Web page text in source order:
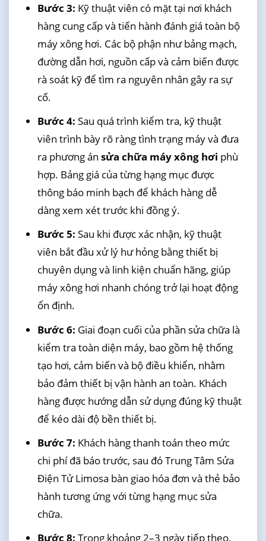
Bước 3: Kỹ thuật viên có mặt tại nơi khách
hàng cung cấp và tiến hành đánh giá toàn bộ
máy xông hơi. Các bộ phận như bảng mạch,
đường dẫn hơi, nguồn cấp và cảm biến được
rà soát kỹ để tìm ra nguyên nhân gây ra sự
cố.
Bước 4: Sau quá trình kiểm tra, kỹ thuật
viên trình bày rõ ràng tình trạng máy và đưa
ra phương án sửa chữa máy xông hơi phù
hợp. Bảng giá của từng hạng mục được
thông báo minh bạch để khách hàng dễ
dàng xem xét trước khi đồng ý.
Bước 5: Sau khi được xác nhận, kỹ thuật
viên bắt đầu xử lý hư hỏng bằng thiết bị
chuyên dụng và linh kiện chuẩn hãng, giúp
máy xông hơi nhanh chóng trở lại hoạt động
ổn định.
Bước 6: Giai đoạn cuối của phần sửa chữa là
kiểm tra toàn diện máy, bao gồm hệ thống
tạo hơi, cảm biến và bộ điều khiển, nhằm
bảo đảm thiết bị vận hành an toàn. Khách
hàng được hướng dẫn sử dụng đúng kỹ thuật
để kéo dài độ bền thiết bị.
Bước 7: Khách hàng thanh toán theo mức
chi phí đã báo trước, sau đó Trung Tâm Sửa
Điện Tử Limosa bàn giao hóa đơn và thẻ bảo
hành tương ứng với từng hạng mục sửa
chữa.
Bước 8: Trong khoảng 2–3 ngày tiếp theo,